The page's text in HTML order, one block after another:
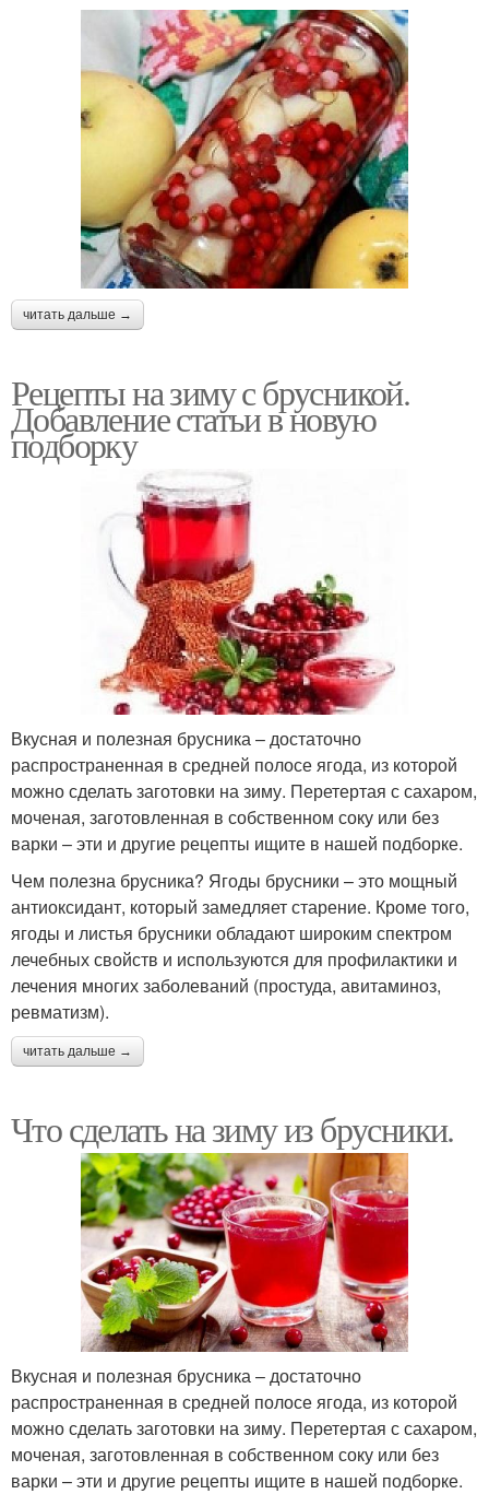
читать дальше →
Рецепты на зиму с брусникой.
Добавление статьи в новую
подборку
Вкусная и полезная брусника – достаточно
распространенная в средней полосе ягода, из которой
можно сделать заготовки на зиму. Перетертая с сахаром,
моченая, заготовленная в собственном соку или без
варки – эти и другие рецепты ищите в нашей подборке.
Чем полезна брусника? Ягоды брусники – это мощный
антиоксидант, который замедляет старение. Кроме того,
ягоды и листья брусники обладают широким спектром
лечебных свойств и используются для профилактики и
лечения многих заболеваний (простуда, авитаминоз,
ревматизм).
читать дальше →
Что сделать на зиму из брусники.
Вкусная и полезная брусника – достаточно
распространенная в средней полосе ягода, из которой
можно сделать заготовки на зиму. Перетертая с сахаром,
моченая, заготовленная в собственном соку или без
варки – эти и другие рецепты ищите в нашей подборке.